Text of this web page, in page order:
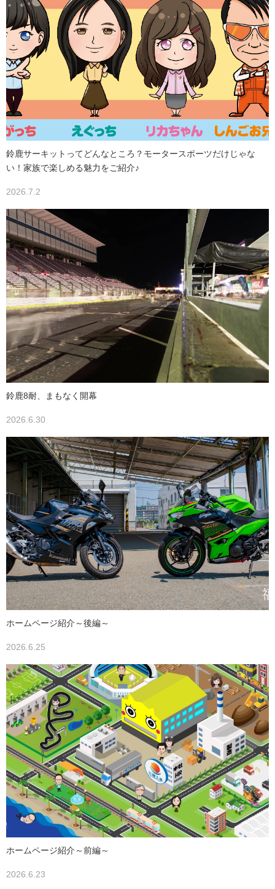
鈴鹿サーキットってどんなところ？モータースポーツだけじゃな
い！家族で楽しめる魅力をご紹介♪
2026.7.2
鈴鹿8耐、まもなく開幕
2026.6.30
ホームページ紹介～後編～
2026.6.25
ホームページ紹介～前編～
2026.6.23